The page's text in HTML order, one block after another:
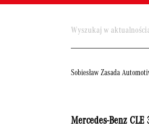
Sobiesław Zasada
Mercedes-Benz CLE